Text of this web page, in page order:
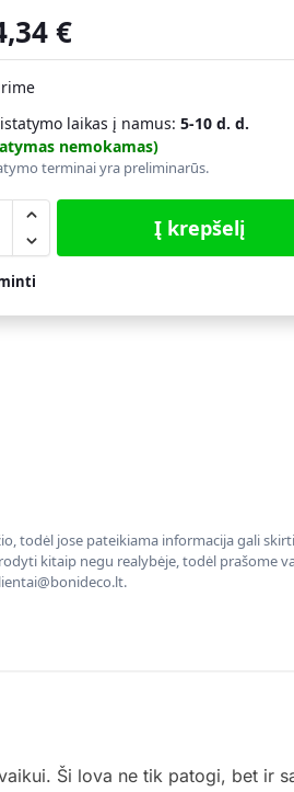
€
laikas į namus:5-10 d. d.
nemokamas)
terminai yra preliminarūs.
Į krepšelį
todėl jose pateikiama informacija gali
kitaip negu realybėje, todėl prašome
Ši lova ne tik patogi, bet ir